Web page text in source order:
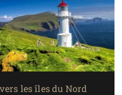
les îles du Nord